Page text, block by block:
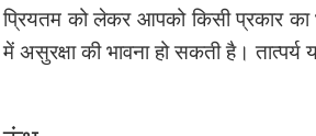
प्रियतम को लेकर आपको किसी प्रकार
में असुरक्षा की भावना हो सकती है। तात्पर्य